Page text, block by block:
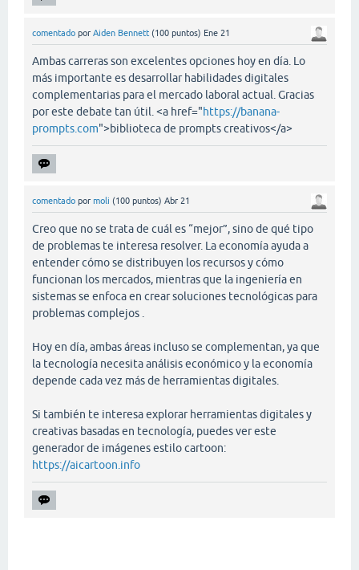
comentado por Aiden Bennett (100 puntos) Ene 21
Ambas carreras son excelentes opciones hoy en día. Lo
más importante es desarrollar habilidades digitales
complementarias para el mercado laboral actual. Gracias
por este debate tan útil. <a href="https://banana-
prompts.com">biblioteca de prompts creativos</a>
comentado por moli (100 puntos) Abr 21
Creo que no se trata de cuál es “mejor”, sino de qué tipo
de problemas te interesa resolver. La economía ayuda a
entender cómo se distribuyen los recursos y cómo
funcionan los mercados, mientras que la ingeniería en
sistemas se enfoca en crear soluciones tecnológicas para
problemas complejos .
Hoy en día, ambas áreas incluso se complementan, ya que
la tecnología necesita análisis económico y la economía
depende cada vez más de herramientas digitales.
Si también te interesa explorar herramientas digitales y
creativas basadas en tecnología, puedes ver este
generador de imágenes estilo cartoon:
https://aicartoon.info